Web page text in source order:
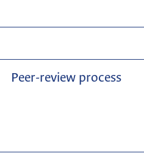
Peer-review process